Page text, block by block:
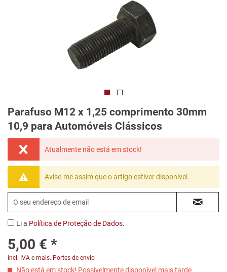
Parafuso M12 x 1,25 comprimento 30mm
10,9 para Automóveis Clássicos
Atualmente não está em stock!
Avise-me assim que o artigo estiver disponível.
Li a Política de Proteção de Dados.
5,00 € *
incl. IVA e mais. Portes de envio
Não está em stock! Possivelmente disponível mais tarde